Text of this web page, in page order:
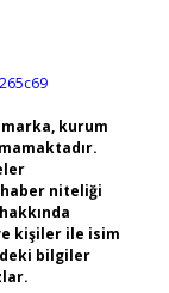
kurum
niteliği
kişiler ile isim
bilgiler